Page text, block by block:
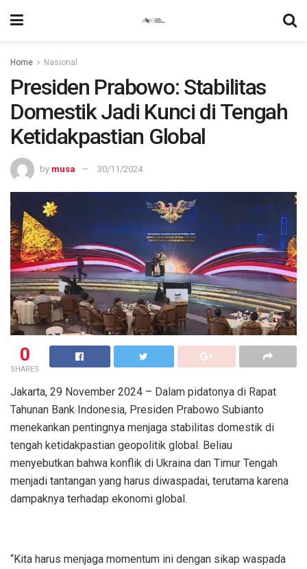
Home Nasional
Presiden Prabowo: Stabilitas
Domestik Jadi Kunci di Tengah
Ketidakpastian Global
by musa 30/11/2024
0
SHARES
Jakarta, 29 November 2024 – Dalam pidatonya di Rapat
Tahunan Bank Indonesia, Presiden Prabowo Subianto
menekankan pentingnya menjaga stabilitas domestik di
tengah ketidakpastian geopolitik global. Beliau
menyebutkan bahwa konflik di Ukraina dan Timur Tengah
menjadi tantangan yang harus diwaspadai, terutama karena
dampaknya terhadap ekonomi global.
“Kita harus menjaga momentum ini dengan sikap waspada